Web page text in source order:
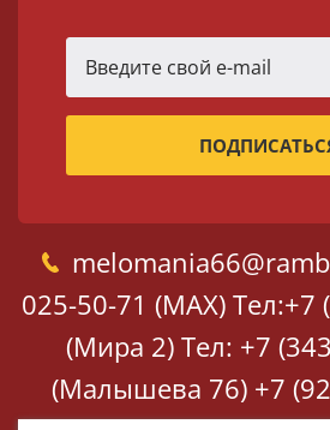
025-50-71 (MAX) Тел:+7
(Мира 2) Тел: +7
(Малышева 76) +7